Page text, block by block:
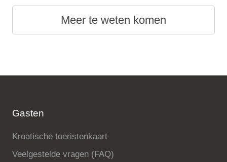
Meer te weten komen
Gasten
Kroatische toeristenkaart
Veelgestelde vragen (FAQ)